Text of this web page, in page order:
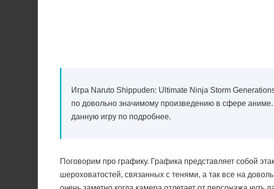
Игра Naruto Shippuden: Ultimate Ninja Storm
по довольно значимому произведению в сфере
данную игру по подробнее.
Поговорим про графику. Графика представляет собой
шероховатостей, связанных с тенями, а так все на